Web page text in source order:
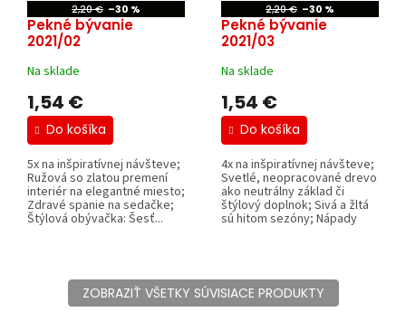
2,20 € –30 %
Pekné bývanie
2021/02
Na sklade
1,54 €
Do košíka
5x na inšpiratívnej návšteve;
Ružová so zlatou premení
interiér na elegantné miesto;
Zdravé spanie na sedačke;
Štýlová obývačka: Šesť...
2,20 € –30 %
Pekné bývanie
2021/03
Na sklade
1,54 €
Do košíka
4x na inšpiratívnej návšteve;
Svetlé, neopracované drevo
ako neutrálny základ či
štýlový doplnok; Sivá a žltá
sú hitom sezóny; Nápady
ZOBRAZIŤ VŠETKY SÚVISIACE PRODUKTY